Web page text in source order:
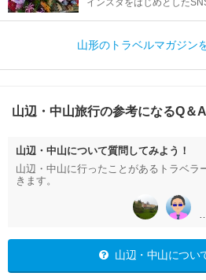
山形のトラベルマガジン
山辺・中山旅行の参考になるQ＆
山辺・中山について質問してみよう！
山辺・中山に行ったことがあるトラベラ
きます。
山辺・中山につい